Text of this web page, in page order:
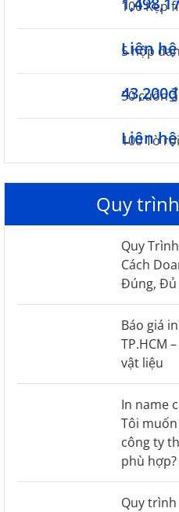
100 Kẹp
5 hộp
Liên hệ
50 cuốn
43,200₫
100 Tờ
Liên hệ
Quy
Quy
Cách
Đúng, Đủ
Báo giá
TP.HCM
vật liệu
In name
Tôi
công ty
phù hợp?
Quy